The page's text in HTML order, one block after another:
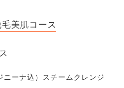
美肌コース
ニーナ込）スチームクレンジ